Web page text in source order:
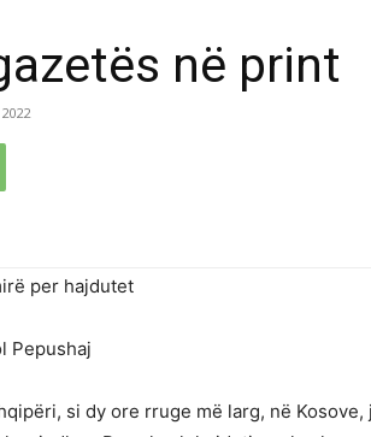
në print
per hajdutet
Pepushaj
si dy ore rruge më larg, në